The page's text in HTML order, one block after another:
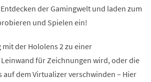
der Gamingwelt und laden zum
und Spielen ein!
der Hololens 2 zu einer
für Zeichnungen wird, oder die
auf dem Virtualizer verschwinden – Hier